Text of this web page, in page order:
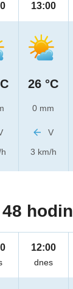
13:00
26 °C
0 mm
V
3 km/h
hodin
12:00
dnes